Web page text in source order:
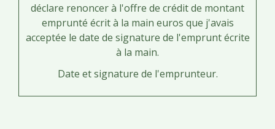
déclare renoncer à l'offre de crédit de montant
emprunté écrit à la main euros que j'avais
acceptée le date de signature de l'emprunt écrite
à la main.
Date et signature de l'emprunteur.